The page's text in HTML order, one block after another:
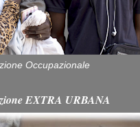
Occupazionale
EXTRA URBANA